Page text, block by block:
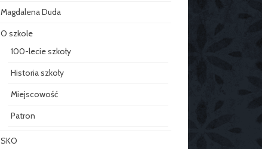
Magdalena Duda
O szkole
100-lecie szkoły
Historia szkoły
Miejscowość
Patron
SKO